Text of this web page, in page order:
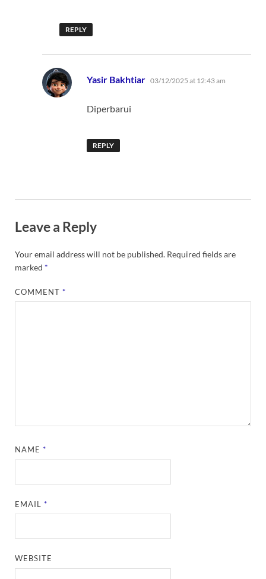
REPLY
Yasir Bakhtiar says:
03/12/2025 at 12:43 am
Diperbarui
REPLY
Leave a Reply
Your email address will not be published. Required fields are
marked *
COMMENT*
NAME*
EMAIL*
WEBSITE